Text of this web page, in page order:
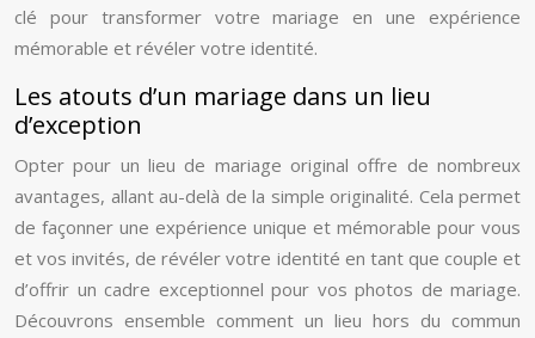
clé pour transformer votre mariage en une expérience
mémorable et révéler votre identité.
Les atouts d’un mariage dans un lieu
d’exception
Opter pour un lieu de mariage original offre de nombreux
avantages, allant au-delà de la simple originalité. Cela permet
de façonner une expérience unique et mémorable pour vous
et vos invités, de révéler votre identité en tant que couple et
d’offrir un cadre exceptionnel pour vos photos de mariage.
Découvrons ensemble comment un lieu hors du commun